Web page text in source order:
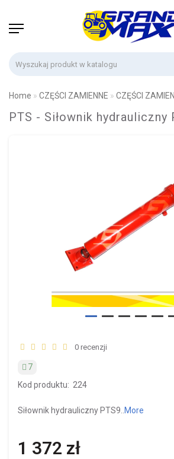
Home CZĘŚCI ZAMIENNE CZĘŚCI
PTS - Siłownik hydrauliczny
0 recenzji
7
Kod produktu: 224
Siłownik hydrauliczny PTS9.. More
1 372 zł